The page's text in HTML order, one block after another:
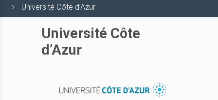
Université Côte d’Azur
Université Côte
d’Azur